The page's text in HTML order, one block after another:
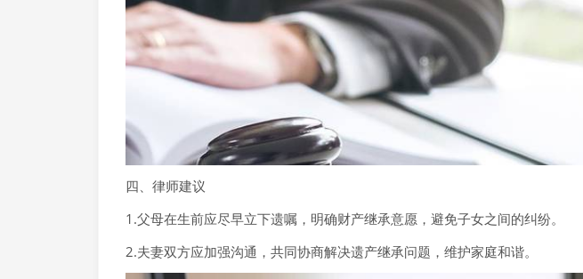
四、律师建议
1.父母在生前应尽早立下遗嘱，明确财产继承意愿，避免子女之间的纠纷。
2.夫妻双方应加强沟通，共同协商解决遗产继承问题，维护家庭和谐。